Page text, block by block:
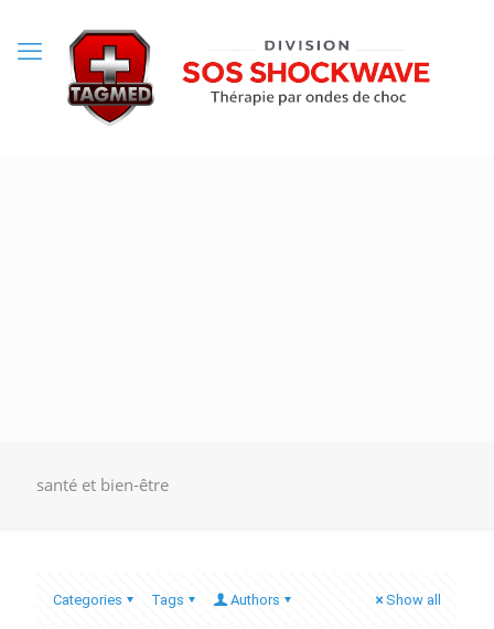
santé et bien-être
Categories Tags Authors Show all